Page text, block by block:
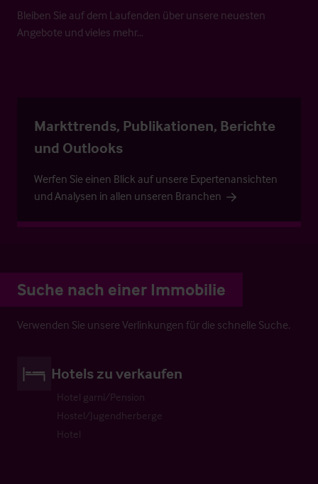
Bleiben Sie auf dem Laufenden über unsere neuesten
Angebote und vieles mehr…
Markttrends, Publikationen, Berichte
und Outlooks
Werfen Sie einen Blick auf unsere Expertenansichten
und Analysen in allen unseren Branchen
Suche nach einer Immobilie
Verwenden Sie unsere Verlinkungen für die schnelle Suche.
Hotels zu verkaufen
Hotel garni/Pension
Hostel/Jugendherberge
Hotel